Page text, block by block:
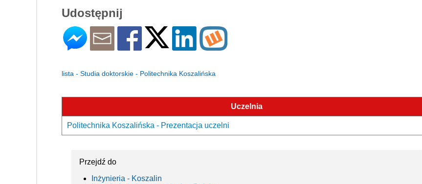
Udostępnij
lista - Studia doktorskie - Politechnika Koszalińska
Uczelnia
Politechnika Koszalińska - Prezentacja uczelni
Przejdź do
Inżynieria - Koszalin